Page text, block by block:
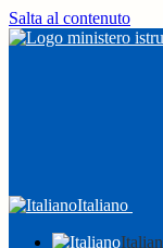
Salta al contenuto
Italiano